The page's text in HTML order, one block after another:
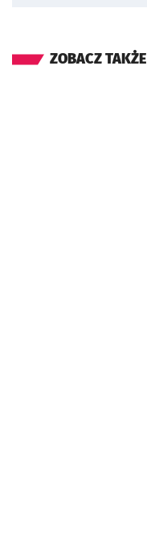
ZOBACZ TAKŻE